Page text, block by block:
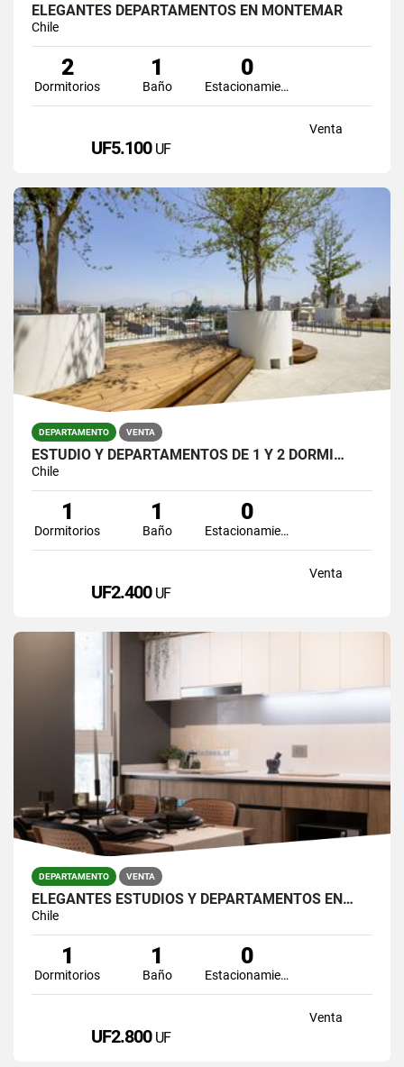
ELEGANTES DEPARTAMENTOS EN MONTEMAR
Chile
2
Dormitorios
1
Baño
0
Estacionamiento
Venta
UF5.100 UF
DEPARTAMENTO VENTA
ESTUDIO Y DEPARTAMENTOS DE 1 Y 2 DORMI…
Chile
1
Dormitorios
1
Baño
0
Estacionamiento
Venta
UF2.400 UF
DEPARTAMENTO VENTA
ELEGANTES ESTUDIOS Y DEPARTAMENTOS EN…
Chile
1
Dormitorios
1
Baño
0
Estacionamiento
Venta
UF2.800 UF